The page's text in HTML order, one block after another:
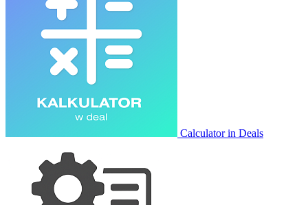
Calculator in Deals